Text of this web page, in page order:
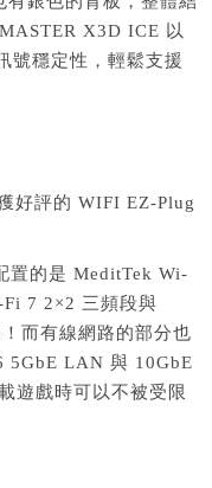
X3D ICE 以
號穩定性，輕鬆支援
好評的 WIFI EZ-Plug
置的是 MeditTek Wi-
7 2×2 三頻段與
而有線網路的部分也
5GbE LAN 與 10GbE
遊戲時可以不被受限